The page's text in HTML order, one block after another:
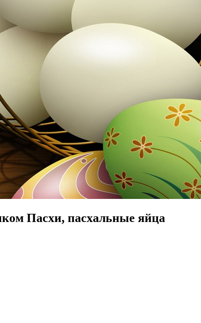
Пасхи, пасхальные яйца